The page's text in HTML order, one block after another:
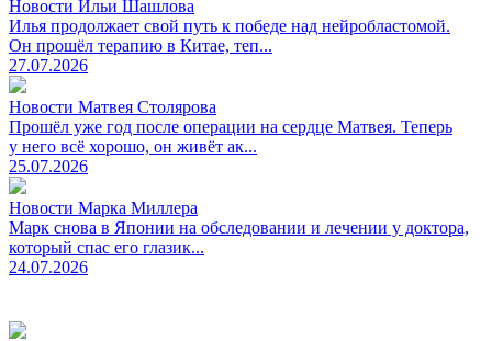
Новости Ильи Шашлова
Илья продолжает свой путь к победе над нейробластомой.
Он прошёл терапию в Китае, теп...
27.07.2026
Новости Матвея Столярова
Прошёл уже год после операции на сердце Матвея. Теперь
у него всё хорошо, он живёт ак...
25.07.2026
Новости Марка Миллера
Марк снова в Японии на обследовании и лечении у доктора,
который спас его глазик...
24.07.2026